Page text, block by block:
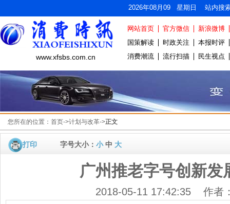
2026年08月09 星期日 站内搜
www.xfsbs.com.cn
网站首页 官方微信
新浪微博
国策解读
时政关注
本报时评
消费潮流
流行扫描 民生视点
您所在的位置： 首页->计划与改革->正文
打印 字号大小： 小中 大
广州推老字号创新发
2018-05-11 17:42:35 作者